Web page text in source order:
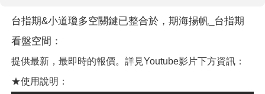
台指期&小道瓊多空關鍵已整合於，期海揚帆_台指期
看盤空間：
提供最新，最即時的報價。詳見Youtube影片下方資訊：
★使用說明：